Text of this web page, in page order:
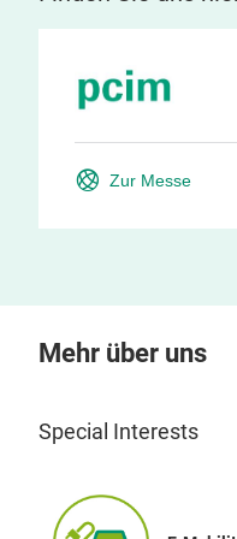
Zur Messe
Mehr über uns
Special Interests